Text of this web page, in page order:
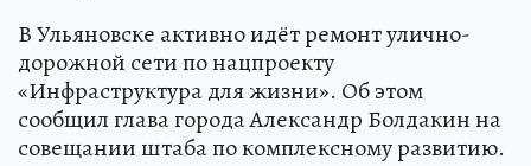
В Ульяновске активно идёт ремонт улично-
дорожной сети по нацпроекту
«Инфраструктура для жизни». Об этом
сообщил глава города Александр Болдакин на
совещании штаба по комплексному развитию.